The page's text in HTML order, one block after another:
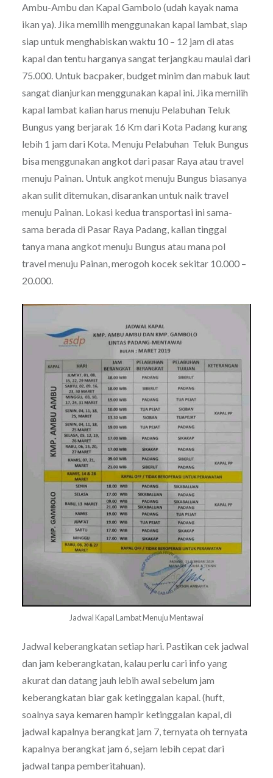
Ambu-Ambu dan Kapal Gambolo (udah kayak nama
ikan ya). Jika memilih menggunakan kapal lambat, siap
siap untuk menghabiskan waktu 10 – 12 jam di atas
kapal dan tentu harganya sangat terjangkau maulai dari
75.000. Untuk bacpaker, budget minim dan mabuk laut
sangat dianjurkan menggunakan kapal ini. Jika memilih
kapal lambat kalian harus menuju Pelabuhan Teluk
Bungus yang berjarak 16 Km dari Kota Padang kurang
lebih 1 jam dari Kota. Menuju Pelabuhan Teluk Bungus
bisa menggunakan angkot dari pasar Raya atau travel
menuju Painan. Untuk angkot menuju Bungus biasanya
akan sulit ditemukan, disarankan untuk naik travel
menuju Painan. Lokasi kedua transportasi ini sama-
sama berada di Pasar Raya Padang, kalian tinggal
tanya mana angkot menuju Bungus atau mana pol
travel menuju Painan, merogoh kocek sekitar 10.000 –
20.000.
Jadwal Kapal Lambat Menuju Mentawai
Jadwal keberangkatan setiap hari. Pastikan cek jadwal
dan jam keberangkatan, kalau perlu cari info yang
akurat dan datang jauh lebih awal sebelum jam
keberangkatan biar gak ketinggalan kapal. (huft,
soalnya saya kemaren hampir ketinggalan kapal, di
jadwal kapalnya berangkat jam 7, ternyata oh ternyata
kapalnya berangkat jam 6, sejam lebih cepat dari
jadwal tanpa pemberitahuan).